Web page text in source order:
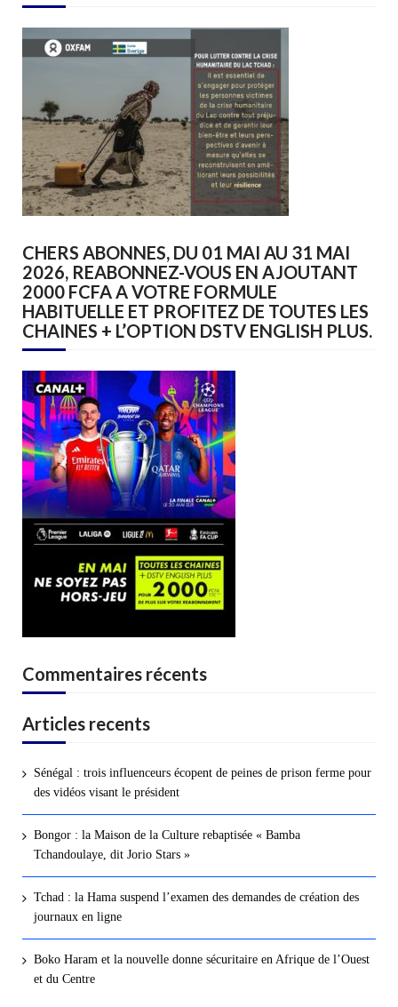
CHERS ABONNES, DU 01 MAI AU 31 MAI
2026, REABONNEZ-VOUS EN AJOUTANT
2000 FCFA A VOTRE FORMULE
HABITUELLE ET PROFITEZ DE TOUTES LES
CHAINES + L’OPTION DSTV ENGLISH PLUS.
Commentaires récents
Articles recents
Sénégal : trois influenceurs écopent de peines de prison ferme pour
des vidéos visant le président
Bongor : la Maison de la Culture rebaptisée « Bamba
Tchandoulaye, dit Jorio Stars »
Tchad : la Hama suspend l’examen des demandes de création des
journaux en ligne
Boko Haram et la nouvelle donne sécuritaire en Afrique de l’Ouest
et du Centre